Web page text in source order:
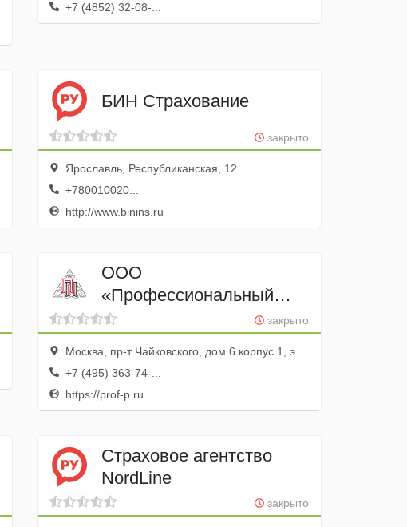
+7 (4852) 32-08-...
БИН Страхование
закрыто
Ярославль, Республиканская, 12
+780010020...
http://www.binins.ru
ООО
«Профессиональный
партнер»
закрыто
Москва, пр-т Чайковского, дом 6 корпус 1, этаж 2, офис 1
+7 (495) 363-74-...
https://prof-p.ru
Страховое агентство
NordLine
закрыто